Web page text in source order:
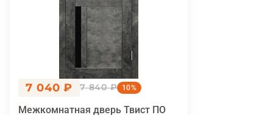
7 040 ₽ 7 840 ₽ 10%
Межкомнатная дверь Твист ПО